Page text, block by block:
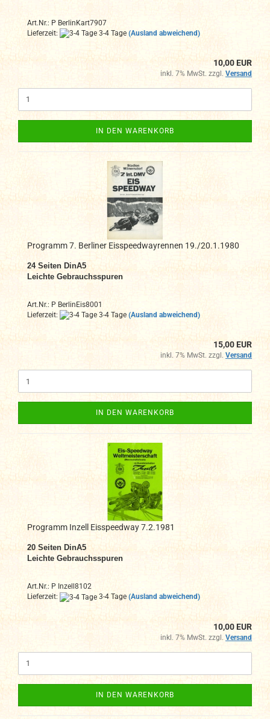
Art.Nr.: P BerlinKart7907
Lieferzeit:
3-4 Tage (Ausland abweichend)
10,00 EUR
inkl. 7% MwSt. zzgl. Versand
IN DEN WARENKORB
Programm 7. Berliner Eisspeedwayrennen 19./20.1.1980
24 Seiten DinA5
Leichte Gebrauchsspuren
Art.Nr.: P BerlinEis8001
Lieferzeit:
3-4 Tage (Ausland abweichend)
15,00 EUR
inkl. 7% MwSt. zzgl. Versand
IN DEN WARENKORB
Programm Inzell Eisspeedway 7.2.1981
20 Seiten DinA5
Leichte Gebrauchsspuren
Art.Nr.: P Inzell8102
Lieferzeit:
3-4 Tage (Ausland abweichend)
10,00 EUR
inkl. 7% MwSt. zzgl. Versand
IN DEN WARENKORB